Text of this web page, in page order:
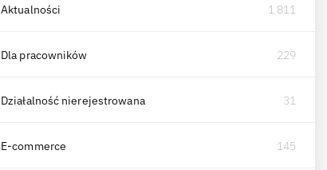
Aktualności 1 811
Dla pracowników 229
Działalność nierejestrowana 31
E-commerce 145